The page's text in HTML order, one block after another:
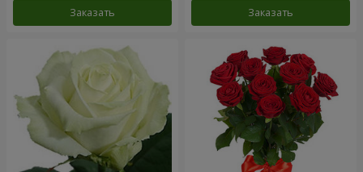
Заказать Заказать